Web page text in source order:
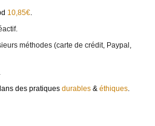
10,85€.
méthodes (carte de crédit, Paypal,
des pratiques durables & éthiques.